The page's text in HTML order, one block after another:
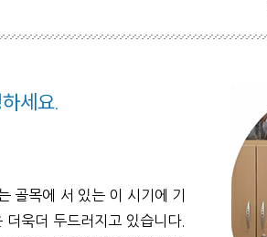
세요.
골목에 서 있는 이 시기에 기
욱더 두드러지고 있습니다.